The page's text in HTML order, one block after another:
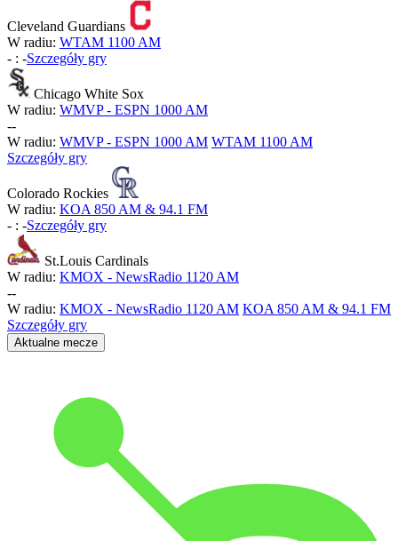
Cleveland Guardians
W radiu: WTAM 1100 AM
- : -Szczegóły gry
Chicago White Sox
W radiu: WMVP - ESPN 1000 AM
--
W radiu: WMVP - ESPN 1000 AM WTAM 1100 AM
Szczegóły gry
Colorado Rockies
W radiu: KOA 850 AM & 94.1 FM
- : -Szczegóły gry
St.Louis Cardinals
W radiu: KMOX - NewsRadio 1120 AM
--
W radiu: KMOX - NewsRadio 1120 AM KOA 850 AM & 94.1 FM
Szczegóły gry
Aktualne mecze